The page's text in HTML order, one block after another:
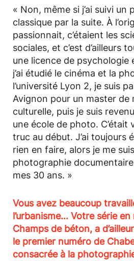
« Non, même si j’ai suivi un
classique par la suite. À
passionnait, c’étaient les
sociales, et c’est d’ailleurs
une licence de psychologie
j’ai étudié le cinéma et la
l’université Lyon 2, je suis
Avignon pour un master de
culturelle, puis je suis
une école de photo. C’était
truc au début. J’ai toujours
rien en faire, alors je me
photographie documentaire
mes 30 ans. »
Vous avez beaucoup
l’urbanisme… Votre série
Champs de béton, a
le premier numéro de
consacrée à la